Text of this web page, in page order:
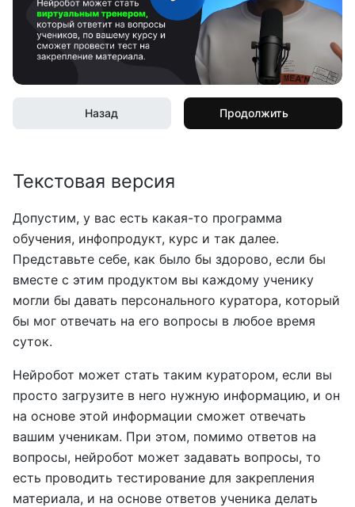
Назад Продолжить
Текстовая версия
Допустим, у вас есть какая-то программа
обучения, инфопродукт, курс и так далее.
Представьте себе, как было бы здорово, если бы
вместе с этим продуктом вы каждому ученику
могли бы давать персонального куратора, который
бы мог отвечать на его вопросы в любое время
суток.
Нейробот может стать таким куратором, если вы
просто загрузите в него нужную информацию, и он
на основе этой информации сможет отвечать
вашим ученикам. При этом, помимо ответов на
вопросы, нейробот может задавать вопросы, то
есть проводить тестирование для закрепления
материала, и на основе ответов ученика делать